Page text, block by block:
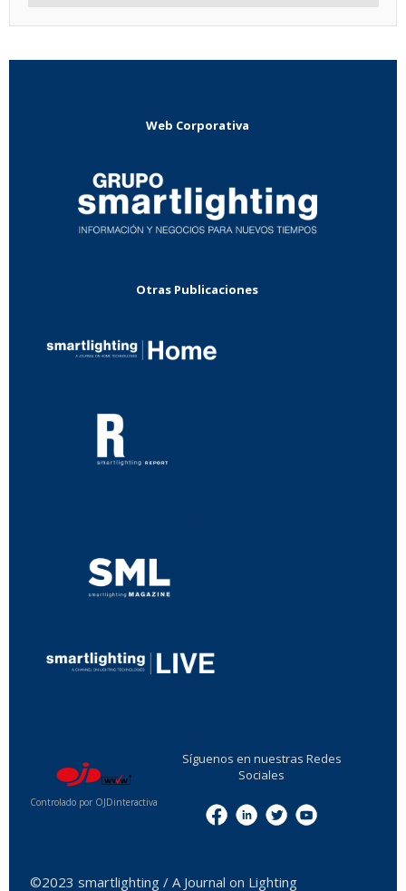
Web Corporativa
Otras Publicaciones
Controlado por OJDinteractiva
Síguenos en nuestras Redes
Sociales
©2023 smartlighting / A Journal on Lighting